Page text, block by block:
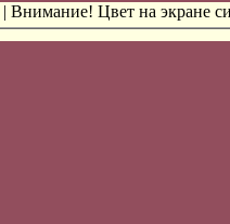
| Внимание! Цвет на экране